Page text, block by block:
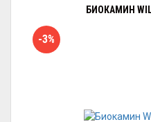
БИОКАМИН
-3%